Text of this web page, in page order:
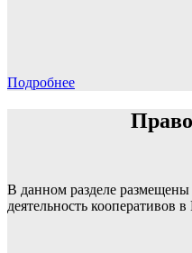
Подробнее
В данном разделе
деятельность кооперативов